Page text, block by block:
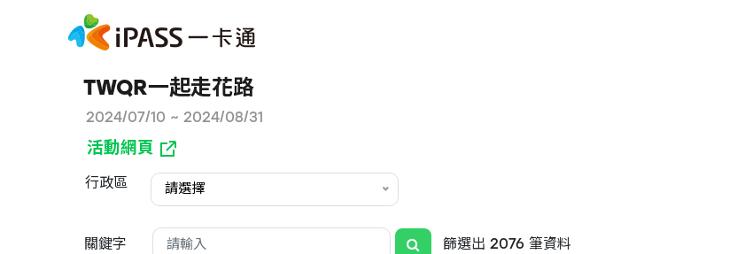
TWQR一起走花路
2024/07/10 ~ 2024/08/31
活動網頁
行政區 請選擇
關鍵字 篩選出 2076 筆資料